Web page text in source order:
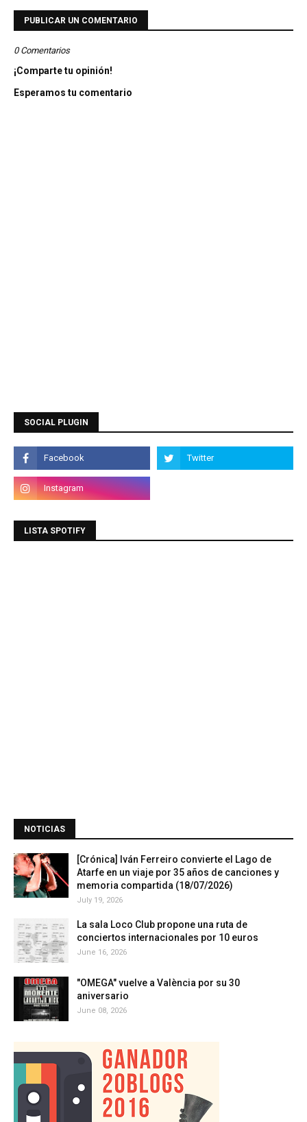
PUBLICAR UN COMENTARIO
0 Comentarios
¡Comparte tu opinión!
Esperamos tu comentario
SOCIAL PLUGIN
LISTA SPOTIFY
NOTICIAS
[Crónica] Iván Ferreiro convierte el Lago de
Atarfe en un viaje por 35 años de canciones y
memoria compartida (18/07/2026)
July 19, 2026
La sala Loco Club propone una ruta de
conciertos internacionales por 10 euros
June 16, 2026
"OMEGA" vuelve a València por su 30
aniversario
June 08, 2026